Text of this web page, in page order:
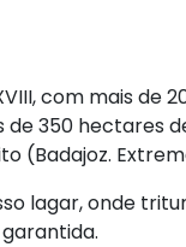
com mais de
350 hectares
(Badajoz.
lagar, onde